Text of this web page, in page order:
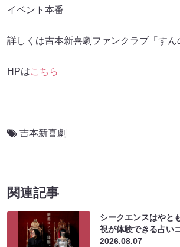
イベント本番
詳しくは吉本新喜劇ファンクラブ「す
HPはこちら
吉本新喜劇
関連記事
シークエンスはやと
視が体験できる占い
2026.08.07